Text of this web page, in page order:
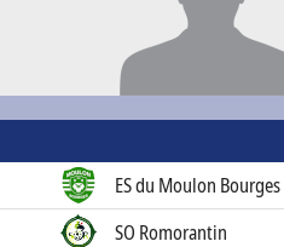
ES du Moulon Bourges
SO Romorantin